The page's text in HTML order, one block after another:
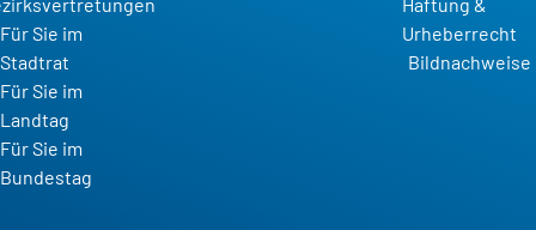
Für Sie im
Stadtrat
Für Sie im
Landtag
Für Sie im
Bundestag
Haftung &
Urheberrecht
Bildnachweise